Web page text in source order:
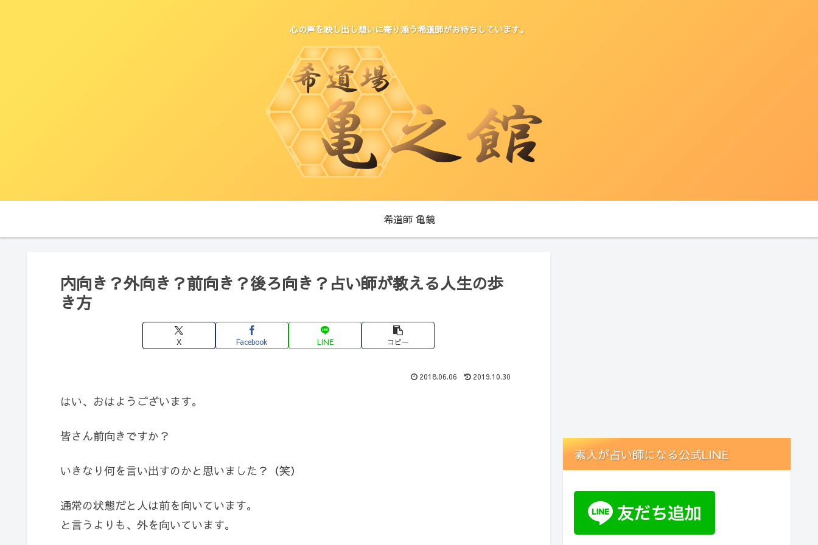
心の声を映し出し想いに寄り添う希道師がお待ちしています。
希道師 亀鏡
内向き？外向き？前向き？後ろ向き？占い師が教える人生の歩
き方
X Facebook LINE コピー
2018.06.06 2019.10.30
はい、おはようございます。
皆さん前向きですか？
いきなり何を言い出すのかと思いました？（笑）
通常の状態だと人は前を向いています。
と言うよりも、外を向いています。
素人が占い師になる公式LINE